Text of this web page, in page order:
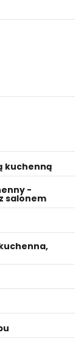
kuchenną
-
salonem